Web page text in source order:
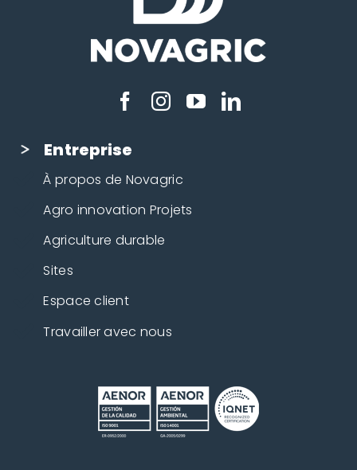
Entreprise
À propos de Novagric
Agro innovation Projets
Agriculture durable
Sites
Espace client
Travailler avec nous